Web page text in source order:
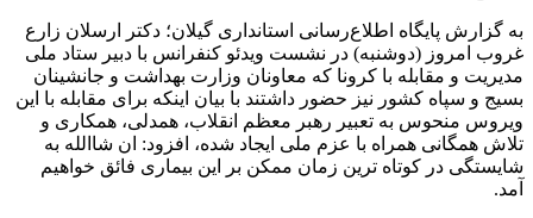
به گزارش پایگاه اطلاع‌رسانی استانداری گیلان؛ دکتر ارسلان زارع
غروب امروز (دوشنبه) در نشست ویدئو کنفرانس با دبیر ستاد ملی
مدیریت و مقابله با کرونا که معاونان وزارت بهداشت و جانشینان
بسیج و سپاه کشور نیز حضور داشتند با بیان اینکه برای مقابله با این
ویروس منحوس به تعبیر رهبر معظم انقلاب، همدلی، همکاری و
تلاش همگانی همراه با عزم ملی ایجاد شده، افزود: ان شاالله به
شایستگی در کوتاه ترین زمان ممکن بر این بیماری فائق خواهیم
آمد.